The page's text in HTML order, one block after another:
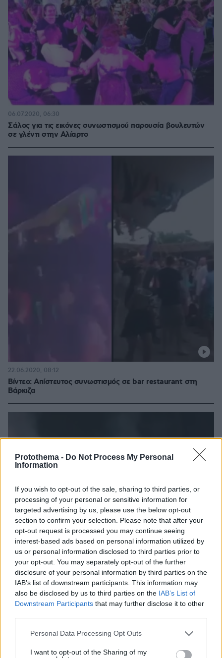
Protothema - Do Not Process My Personal
Information
If you wish to opt-out of the sale, sharing to third parties, or
processing of your personal or sensitive information for
targeted advertising by us, please use the below opt-out
section to confirm your selection. Please note that after your
opt-out request is processed you may continue seeing
interest-based ads based on personal information utilized by
us or personal information disclosed to third parties prior to
your opt-out. You may separately opt-out of the further
disclosure of your personal information by third parties on the
IAB’s list of downstream participants. This information may
also be disclosed by us to third parties on the IAB’s List of
Downstream Participants that may further disclose it to other
Please note that this website/app uses one or more Google
not limited to your visit or usage behaviour. You may click to
Personal Data Processing Opt Outs
I want to opt-out of the Sharing of my
Σάλος για τις εικόνες συνωστισμού παρουσία βουλευτών
σε γλέντι στην Αλίαρτο
06.07.2020, 06:30
Βίντεο: Απίστευτος συνωστισμός σε bar restaurant στη
Βάρκιζα
22.06.2020, 08:12
Γουδή - Βίντεο: Συνωστισμός σε παραδοσιακό γλέντι 2.000